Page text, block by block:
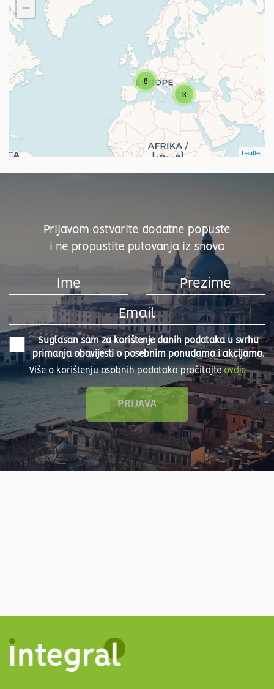
3
8
−
Leaflet
Prijavom ostvarite dodatne popuste
i ne propustite putovanja iz snova
Suglasan sam za korištenje danih podataka u svrhu
primanja obavijesti o posebnim ponudama i akcijama.
Više o korištenju osobnih podataka pročitajteovdje